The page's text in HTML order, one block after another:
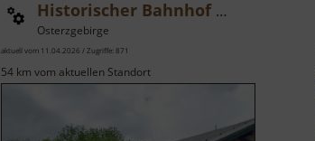
Historischer Bahnhof Mohorn
Osterzgebirge
aktuell vom 11.04.2026 / Zugriffe: 871
54 km vom aktuellen Standort